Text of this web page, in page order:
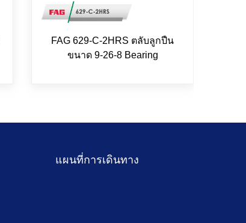
FAG 629-C-2HRS ตลับลูกปืน
ขนาด 9-26-8 Bearing
แผนที่การเดินทาง